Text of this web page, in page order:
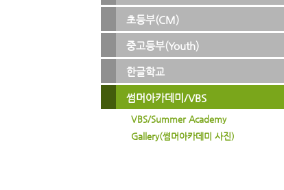
초등부(CM)
중고등부(Youth)
한글학교
썸머아카데미/VBS
VBS/Summer Academy
Gallery(썸머아카데미 사진)